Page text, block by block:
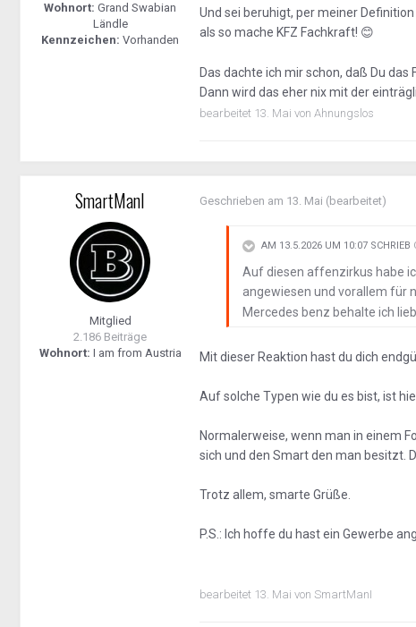
Wohnort: Grand Swabian
Ländle
Kennzeichen: Vorhanden
Und sei beruhigt, per meiner
als so mache KFZ Fachkraft! 😊
Das dachte ich mir schon, daß Du
Dann wird das eher nix mit der
bearbeitet 13. Mai von Ahnungslos
SmartManI
Mitglied
2.186 Beiträge
Wohnort: I am from Austria
Geschrieben am 13. Mai (bearbeitet)
AM 13.5.2026 UM 10:07 SCHRIEB
Auf diesen affenzirkus habe
angewiesen und vorallem für
Mercedes benz behalte ich
Mit dieser Reaktion hast du dich
Auf solche Typen wie du es bist, ist
Normalerweise, wenn man in einem
sich und den Smart den man besitzt.
Trotz allem, smarte Grüße.
P.S.: Ich hoffe du hast ein Gewerbe
bearbeitet 13. Mai von SmartManI